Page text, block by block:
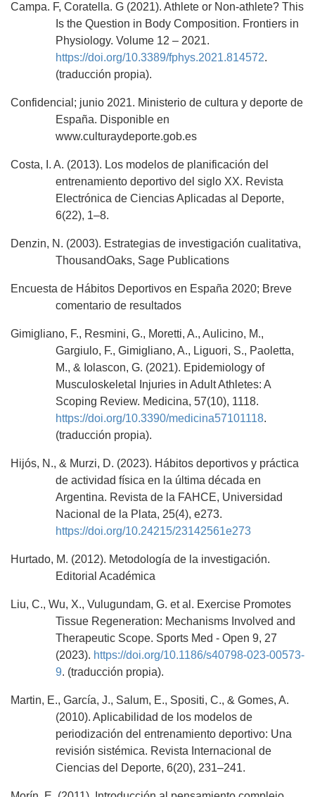
Campa. F, Coratella. G (2021). Athlete or Non-athlete? This
Is the Question in Body Composition. Frontiers in
Physiology. Volume 12 – 2021.
https://doi.org/10.3389/fphys.2021.814572.
(traducción propia).
Confidencial; junio 2021. Ministerio de cultura y deporte de
España. Disponible en
www.culturaydeporte.gob.es
Costa, I. A. (2013). Los modelos de planificación del
entrenamiento deportivo del siglo XX. Revista
Electrónica de Ciencias Aplicadas al Deporte,
6(22), 1–8.
Denzin, N. (2003). Estrategias de investigación cualitativa,
ThousandOaks, Sage Publications
Encuesta de Hábitos Deportivos en España 2020; Breve
comentario de resultados
Gimigliano, F., Resmini, G., Moretti, A., Aulicino, M.,
Gargiulo, F., Gimigliano, A., Liguori, S., Paoletta,
M., & Iolascon, G. (2021). Epidemiology of
Musculoskeletal Injuries in Adult Athletes: A
Scoping Review. Medicina, 57(10), 1118.
https://doi.org/10.3390/medicina57101118.
(traducción propia).
Hijós, N., & Murzi, D. (2023). Hábitos deportivos y práctica
de actividad física en la última década en
Argentina. Revista de la FAHCE, Universidad
Nacional de la Plata, 25(4), e273.
https://doi.org/10.24215/23142561e273
Hurtado, M. (2012). Metodología de la investigación.
Editorial Académica
Liu, C., Wu, X., Vulugundam, G. et al. Exercise Promotes
Tissue Regeneration: Mechanisms Involved and
Therapeutic Scope. Sports Med - Open 9, 27
(2023). https://doi.org/10.1186/s40798-023-00573-
9. (traducción propia).
Martin, E., García, J., Salum, E., Spositi, C., & Gomes, A.
(2010). Aplicabilidad de los modelos de
periodización del entrenamiento deportivo: Una
revisión sistémica. Revista Internacional de
Ciencias del Deporte, 6(20), 231–241.